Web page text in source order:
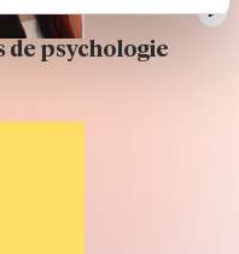
de psychologie